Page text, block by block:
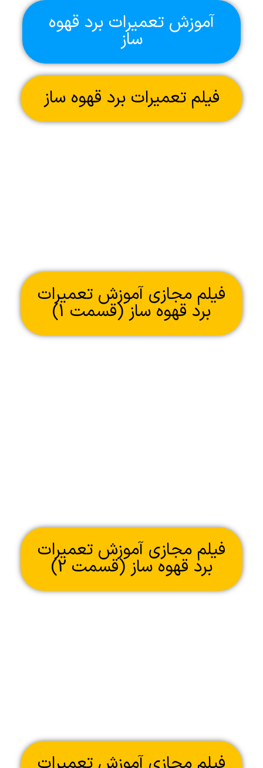
آموزش تعمیرات برد قهوه
ساز
فیلم تعمیرات برد قهوه ساز
فیلم مجازی آموزش تعمیرات
برد قهوه ساز (قسمت 1)
فیلم مجازی آموزش تعمیرات
برد قهوه ساز (قسمت 2)